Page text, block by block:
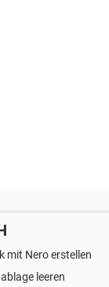
mit Nero erstellen
leeren